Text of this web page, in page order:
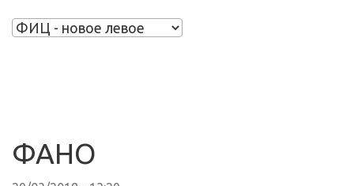
ФАНО